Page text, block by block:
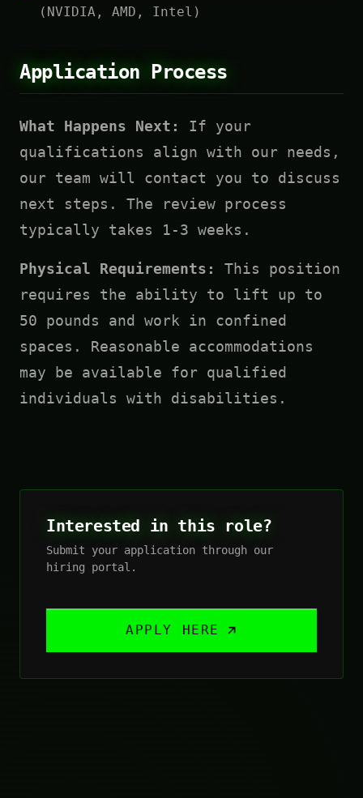
(NVIDIA, AMD, Intel)
Application Process
What Happens Next:
If your
qualifications align with our needs,
our team will contact you to discuss
next steps. The review process
typically takes 1-3 weeks.
Physical Requirements:
This position
requires the ability to lift up to
50 pounds and work in confined
spaces. Reasonable accommodations
may be available for qualified
individuals with disabilities.
Interested in this role?
Submit your application through our
hiring portal.
APPLY HERE